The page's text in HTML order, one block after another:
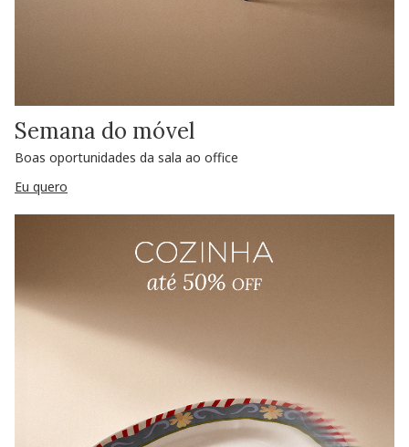
Semana do móvel
Boas oportunidades da sala ao office
Eu quero